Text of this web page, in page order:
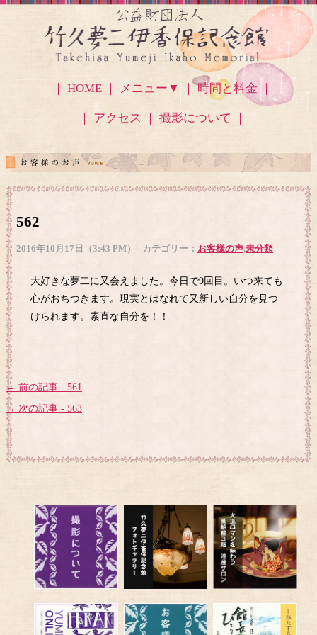
｜ HOME ｜ メニュー▼ ｜ 時間と料金 ｜
｜ アクセス ｜ 撮影について ｜
562
2016年10月17日（3:43 PM） | カテゴリー： お客様の声,未分類
大好きな夢二に又会えました。今日で9回目。いつ来ても
心がおちつきます。現実とはなれて又新しい自分を見つ
けられます。素直な自分を！！
← 前の記事 - 561
→ 次の記事 - 563